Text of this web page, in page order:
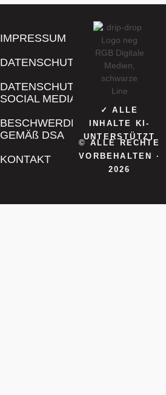
IMPRESSUM
DATENSCHUTZ
DATENSCHUTZ
SOCIAL MEDIA
BESCHWERDE
GEMÄß DSA
KONTAKT
✓ ALLE
INHALTE KI-
UNTERSTÜTZT
© ALLE RECHTE
VORBEHALTEN ·
2026